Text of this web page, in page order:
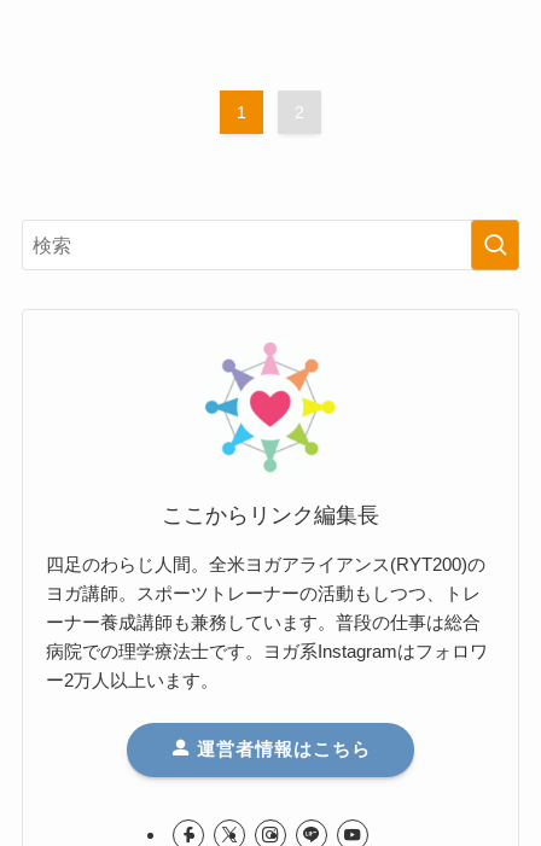
1 2
ここからリンク編集長
四足のわらじ人間。全米ヨガアライアンス(RYT200)の
ヨガ講師。スポーツトレーナーの活動もしつつ、トレ
ーナー養成講師も兼務しています。普段の仕事は総合
病院での理学療法士です。ヨガ系Instagramはフォロワ
ー2万人以上います。
運営者情報はこちら